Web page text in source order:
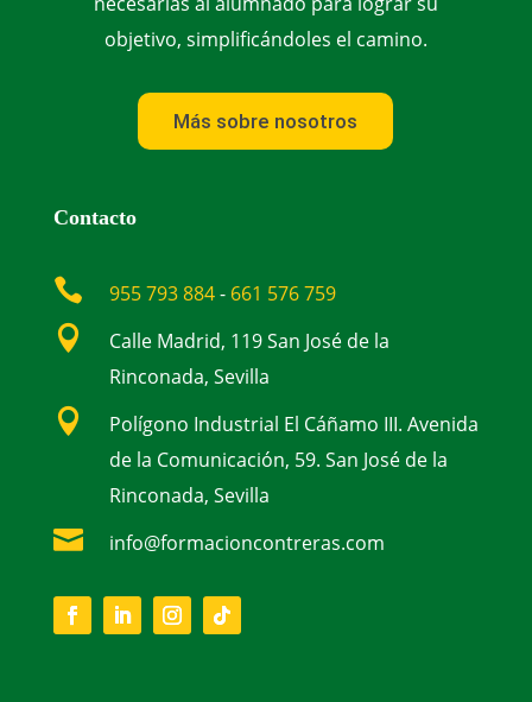
objetivo, simplificándoles el camino.
Más sobre nosotros
Contacto
 955 793 884- 661 576 759

Calle Madrid, 119 San José de la
Rinconada, Sevilla

Polígono Industrial El Cáñamo III. Avenida
de la Comunicación, 59. San José de la
Rinconada, Sevilla
 info@formacioncontreras.com